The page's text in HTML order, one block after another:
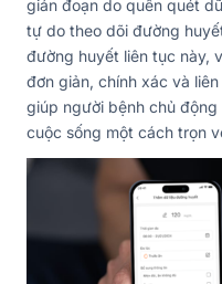
gián đoạn do quên quét
tự do theo dõi đường
đường huyết liên tục này,
đơn giản, chính xác và
giúp người bệnh chủ
cuộc sống một cách trọn